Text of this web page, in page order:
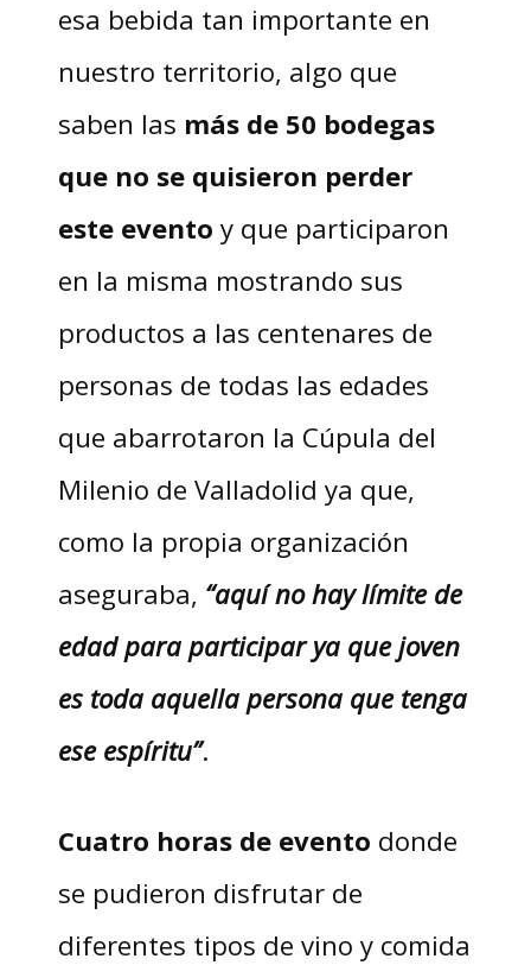
esa bebida tan importante en
nuestro territorio, algo que
saben las más de 50 bodegas
que no se quisieron perder
este evento y que participaron
en la misma mostrando sus
productos a las centenares de
personas de todas las edades
que abarrotaron la Cúpula del
Milenio de Valladolid ya que,
como la propia organización
aseguraba, “aquí no hay límite de
edad para participar ya que joven
es toda aquella persona que tenga
ese espíritu”.
Cuatro horas de evento donde
se pudieron disfrutar de
diferentes tipos de vino y comida